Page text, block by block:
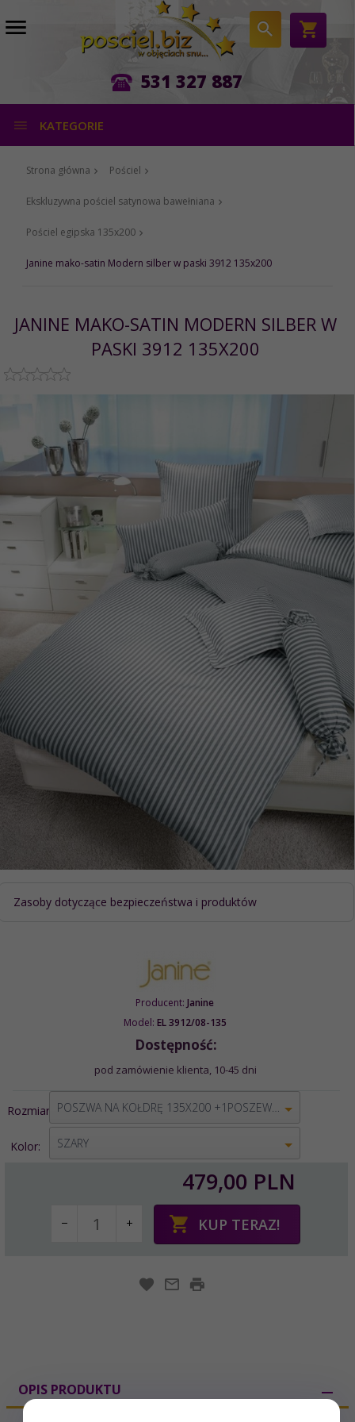
531 327 887
KATEGORIE
Strona główna Pościel
Ekskluzywna pościel satynowa bawełniana
Pościel egipska 135x200
Janine mako-satin Modern silber w paski 3912 135x200
JANINE MAKO-SATIN MODERN SILBER W
PASKI 3912 135X200
Zasoby dotyczące bezpieczeństwa i produktów
Producent: Janine
Model: EL 3912/08-135
Dostępność:
pod zamówienie klienta, 10-45 dni
Rozmiar: POSZWA NA KOŁDRĘ 135X200 +1POSZEWKA 80X80
Kolor: SZARY
479,00 PLN
KUP TERAZ!
OPIS PRODUKTU